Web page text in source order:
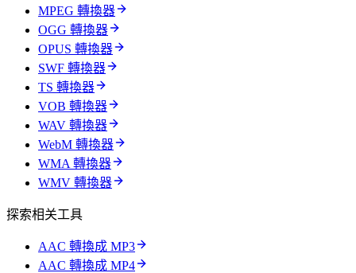
MPEG 轉換器
OGG 轉換器
OPUS 轉換器
SWF 轉換器
TS 轉換器
VOB 轉換器
WAV 轉換器
WebM 轉換器
WMA 轉換器
WMV 轉換器
探索相关工具
AAC 轉換成 MP3
AAC 轉換成 MP4